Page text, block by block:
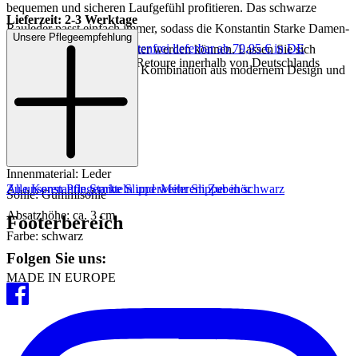
bequemen und sicheren Laufgefühl profitieren. Das schwarze
Rauleder passt einfach immer, sodass die Konstantin Starke Damen-
Slipper zum treuen Begleiter werden können. Lassen Sie sich
überzeugen von der tollen Kombination aus modernem Design und
Material: Leder
Innenmaterial: Leder
Sohle: Gummisohle
Absatzhöhe: ca. 3 cm
Farbe: schwarz
MADE IN EUROPE
Lieferzeit: 2-3 Werktage
Keine Versandkosten:
kostenfrei lieferbar ab 79,95 € in DE
Einfache und Kostenlose Retoure innerhalb von Deutschlands
Unsere Pflegeempfehlung
Zu unseren Pflegemitteln und weiterem Zubehör
Alle Konstantin Starke SlipperMehr Slipper in schwarz
Footerbereich
Folgen Sie uns: